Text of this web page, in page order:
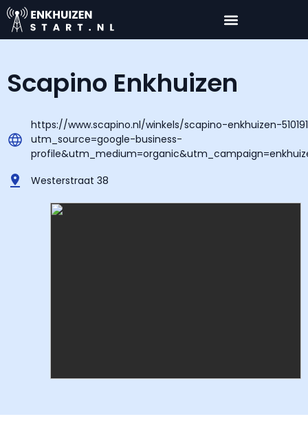
Scapino Enkhuizen
https://www.scapino.nl/winkels/scapino-enkhuizen-
utm_source=google-business-
Westerstraat 38